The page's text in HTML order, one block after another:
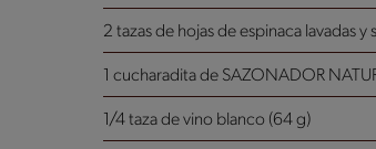
2 tazas de hojas de espinaca lavadas y
1 cucharadita de SAZONADOR
1/4 taza de vino blanco (64 g)